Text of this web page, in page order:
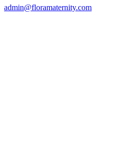
admin@floramaternity.com